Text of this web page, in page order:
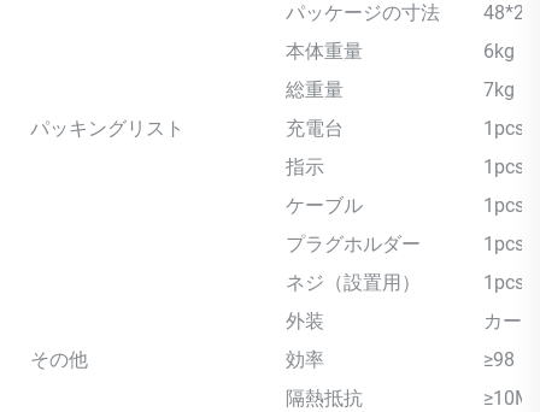
パッケージの寸法
本体重量
6kg
総重量
7kg
パッキングリスト
充電台
1pcs
指示
1pcs
ケーブル
1pcs
プラグホルダー
1pcs
ネジ（設置用）
1pcs
外装
カー
その他
効率
≥98
隔熱抵抗